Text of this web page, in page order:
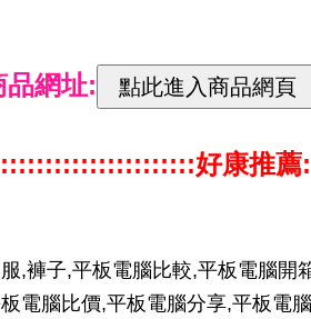
品網址:
::::::::::::::::::::::好康推
,褲子,平板電腦比較,平板電腦開
電腦比價,平板電腦分享,平板電